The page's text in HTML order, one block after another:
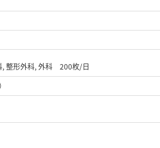
, 整形外科, 外科 200枚/日